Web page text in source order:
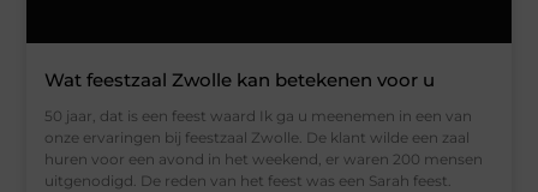
Wat feestzaal Zwolle kan betekenen voor u
50 jaar, dat is een feest waard Ik ga u meenemen in een van
onze ervaringen bij feestzaal Zwolle. De klant wilde een zaal
huren voor een avond in het weekend, er waren 200 mensen
uitgenodigd. De reden van het feest was een Sarah feest.